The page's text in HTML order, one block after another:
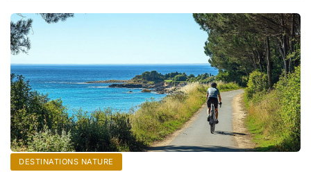
DESTINATIONS NATURE